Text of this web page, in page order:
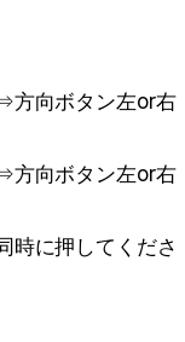
方向ボタン左or右
方向ボタン左or右
時に押してくださ